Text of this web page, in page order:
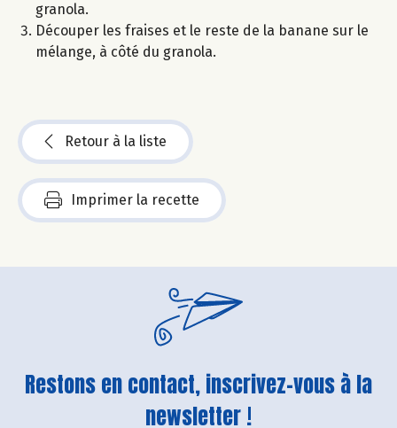
granola.
Découper les fraises et le reste de la banane sur le
mélange, à côté du granola.
Retour à la liste
Imprimer la recette
Restons en contact, inscrivez-vous à la
newsletter !